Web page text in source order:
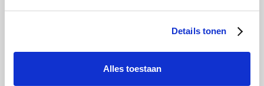
Details tonen
Alles toestaan
SupraBazar Shein Bergfreunde Smartwatchbanden